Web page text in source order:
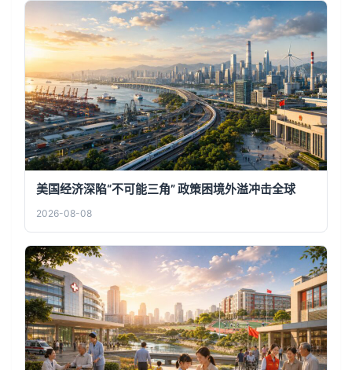
美国经济深陷“不可能三角” 政策困境外溢冲击全球
2026-08-08